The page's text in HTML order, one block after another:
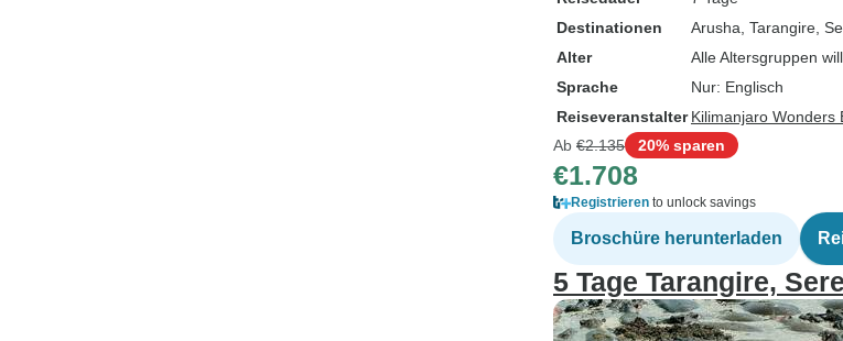
Destinationen
Arusha , Tarangire ,
Alter
Alle Altersgruppen
Sprache
Nur: Englisch
Reiseveranstalter Kilimanjaro Wonders
Ab €2.135 20% sparen
€1.708
Registrieren to unlock savings
Broschüre herunterladen
5 Tage Tarangire,